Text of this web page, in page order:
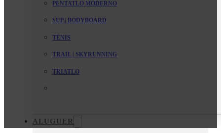
PENTATLO MODERNO
SUP | BODYBOARD
TÉNIS
TRAIL | SKYRUNNING
TRIATLO
ALUGUER